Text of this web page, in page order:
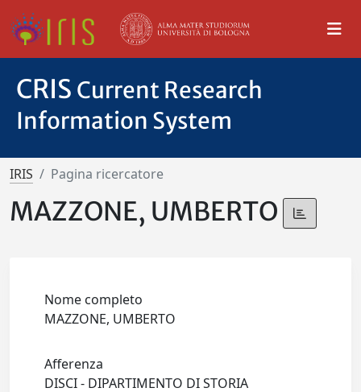
CRIS Current Research
Information System
IRIS Pagina ricercatore
MAZZONE, UMBERTO
Nome completo
MAZZONE, UMBERTO
Afferenza
DISCI - DIPARTIMENTO DI STORIA